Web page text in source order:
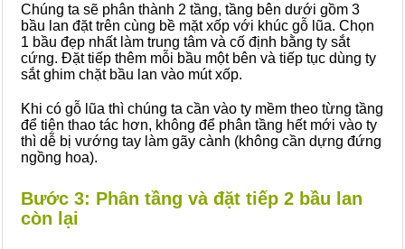
Chúng ta sẽ phân thành 2 tầng, tầng bên dưới gồm 3
bầu lan đặt trên cùng bề mặt xốp với khúc gỗ lũa. Chọn
1 bầu đẹp nhất làm trung tâm và cố định bằng ty sắt
cứng. Đặt tiếp thêm mỗi bầu một bên và tiếp tục dùng ty
sắt ghim chặt bầu lan vào mút xốp.
Khi có gỗ lũa thì chúng ta cần vào ty mềm theo từng tầng
để tiện thao tác hơn, không để phân tầng hết mới vào ty
thì dễ bị vướng tay làm gãy cành (không cần dựng đứng
ngồng hoa).
Bước 3: Phân tầng và đặt tiếp 2 bầu lan
còn lại